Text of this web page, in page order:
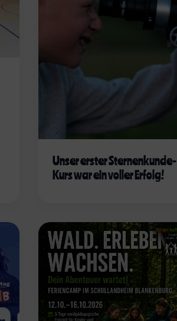
Unser erster Sternenkunde-
Kurs war ein voller Erfolg!